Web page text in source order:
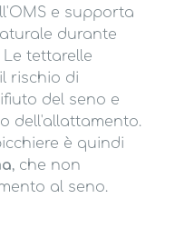
e supporta
durante
tettarelle
rischio di
del seno e
dell'allattamento.
è quindi
, che non
al seno.